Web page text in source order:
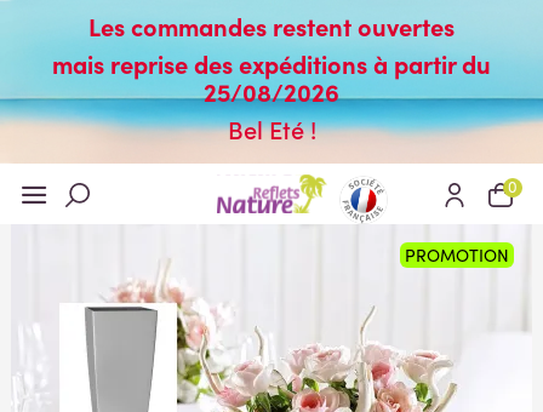
Les commandes restent ouvertes
mais reprise des expéditions à partir du
25/08/2026
Bel Eté !
0
PROMOTION